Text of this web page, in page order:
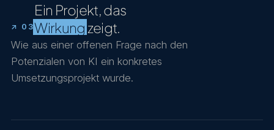
↗ 03
Ein Projekt, das
Wirkung zeigt.
Wie aus einer offenen Frage nach den
Potenzialen von KI ein konkretes
Umsetzungsprojekt wurde.